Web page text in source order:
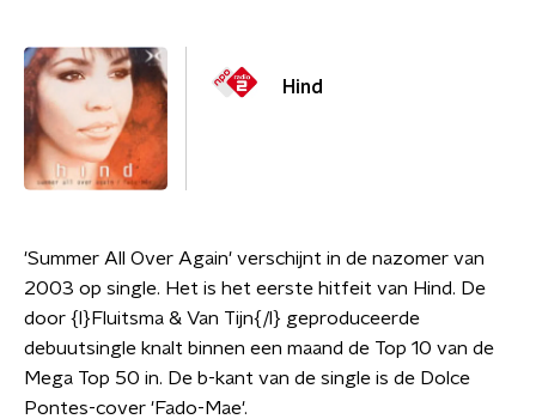
Hind
'Summer All Over Again' verschijnt in de nazomer van
2003 op single. Het is het eerste hitfeit van Hind. De
door {l}Fluitsma & Van Tijn{/l} geproduceerde
debuutsingle knalt binnen een maand de Top 10 van de
Mega Top 50 in. De b-kant van de single is de Dolce
Pontes-cover 'Fado-Mae'.